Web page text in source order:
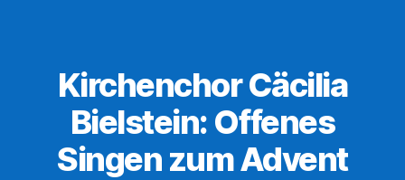
Kirchenchor Cäcilia
Bielstein: Offenes
Singen zum Advent